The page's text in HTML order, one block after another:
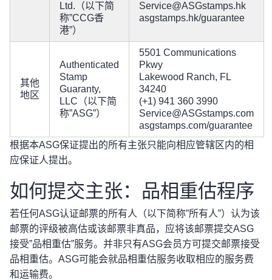
Ltd.（以下简
称”CCG香
港”）
Service@ASGstamps.hk
asgstamps.hk/guarantee
其他
地区
Authenticated
Stamp
Guaranty,
LLC（以下简
称”ASG”）
5501 Communications
Pkwy
Lakewood Ranch, FL
34240
(+1) 941 360 3990
Service@ASGstamps.com
asgstamps.com/guarantee
根据本ASG保证提出的所有主张只能向相应管辖区内的相
应保证人提出。
如何提交主张：品相重估程序
若任何ASG认证邮票的所有人（以下简称”所有人”）认为该
邮票的评级被高估或该邮票非真品，应将该邮票提交ASG
接受”品相重估”服务。并非只有ASG会员方可提交邮票接受
品相重估。ASG可能会就品相重估服务收取相应的服务费
和运输费。